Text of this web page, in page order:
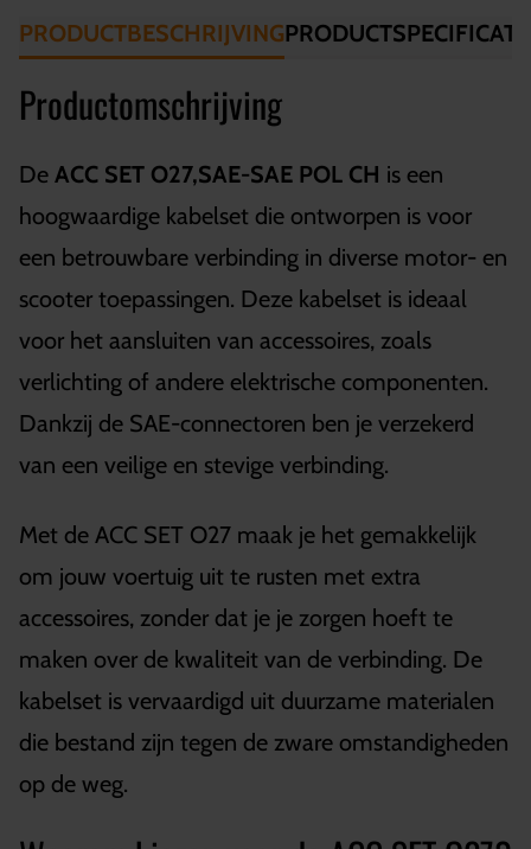
PRODUCTBESCHRIJVING
Productomschrijving
De ACC SET O27,SAE-SAE POL CH is een
hoogwaardige kabelset die ontworpen is voor
een betrouwbare verbinding in diverse motor- en
scooter toepassingen. Deze kabelset is ideaal
voor het aansluiten van accessoires, zoals
verlichting of andere elektrische componenten.
Dankzij de SAE-connectoren ben je verzekerd
van een veilige en stevige verbinding.
Met de ACC SET O27 maak je het gemakkelijk
om jouw voertuig uit te rusten met extra
accessoires, zonder dat je je zorgen hoeft te
maken over de kwaliteit van de verbinding. De
kabelset is vervaardigd uit duurzame materialen
die bestand zijn tegen de zware omstandigheden
op de weg.